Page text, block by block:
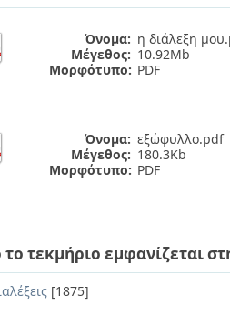
Όνομα: η διάλεξη
Μέγεθος: 10.92Mb
Μορφότυπο: PDF
Όνομα: εξώφυλλο.pdf
Μέγεθος: 180.3Kb
Μορφότυπο: PDF
το τεκμήριο εμφανίζεται
[1875]